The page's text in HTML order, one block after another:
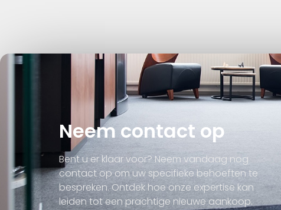
Neem contact op
Bent u er klaar voor? Neem vandaag nog
contact op om uw specifieke behoeften te
bespreken. Ontdek hoe onze expertise kan
leiden tot een prachtige nieuwe aankoop.